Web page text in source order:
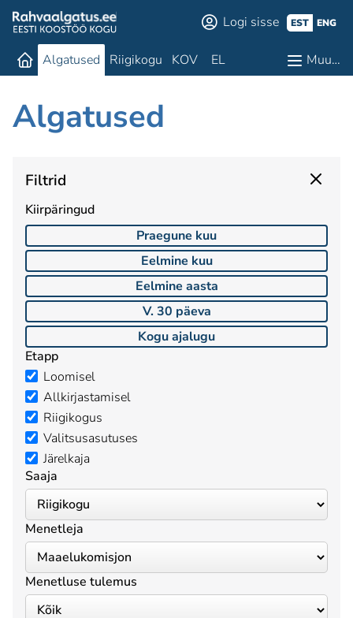
Logi sisse EST ENG
Algatused Riigikogu KOV EL Muu…
Algatused
Filtrid
Kiirpäringud
Praegune kuu
Eelmine kuu
Eelmine aasta
V. 30 päeva
Kogu ajalugu
Etapp
Loomisel
Allkirjastamisel
Riigikogus
Valitsusasutuses
Järelkaja
Saaja
Menetleja
Menetluse tulemus